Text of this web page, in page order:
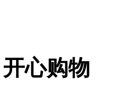
心购物